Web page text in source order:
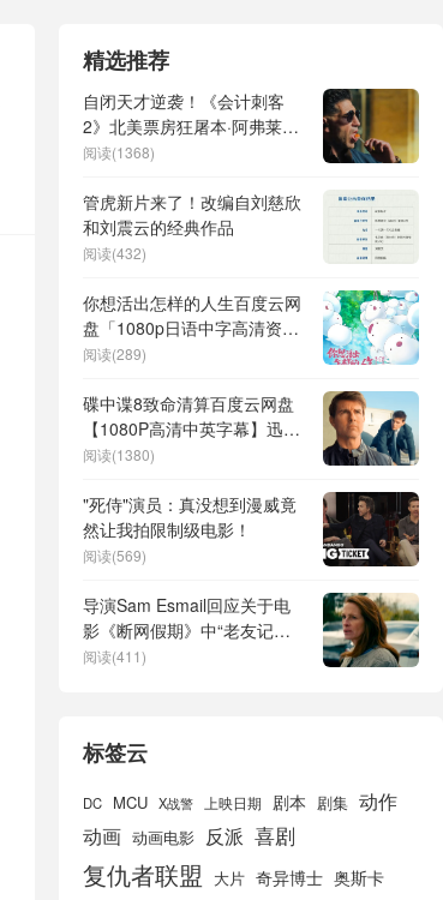
精选推荐
自闭天才逆袭！《会计刺客
2》北美票房狂屠本·阿弗莱克
生涯榜 剑指5亿门槛
阅读(1368)
管虎新片来了！改编自刘慈欣
和刘震云的经典作品
阅读(432)
你想活出怎样的人生百度云网
盘「1080p日语中字高清资
源」迅雷下载
阅读(289)
碟中谍8致命清算百度云网盘
【1080P高清中英字幕】迅雷
下载
阅读(1380)
"死侍"演员：真没想到漫威竟
然让我拍限制级电影！
阅读(569)
导演Sam Esmail回应关于电
影《断网假期》中“老友记悖
论”的详细解析
阅读(411)
标签云
DC MCU X战警 上映日期 剧本 剧集 动作
动画 动画电影 反派 喜剧
复仇者联盟 大片 奇异博士 奥斯卡